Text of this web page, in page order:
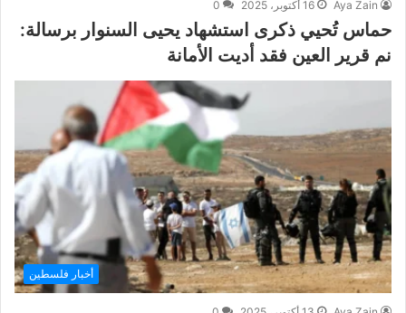
Aya Zain 16 أكتوبر، 2025 0
حماس تُحيي ذكرى استشهاد يحيى السنوار برسالة:
نم قرير العين فقد أديت الأمانة
أخبار فلسطين